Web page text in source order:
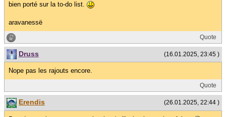
bien porté sur la to-do list.
aravanessë
Quote
(16.01.2025, 23:45 )
Druss
Nope pas les rajouts encore.
Quote
(26.01.2025, 22:44 )
Erendis